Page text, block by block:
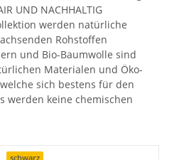
UND NACHHALTIG
werden natürliche
Rohstoffen
und Bio-Baumwolle sind
Materialen und Öko-
sich bestens für den
werden keine chemischen
schwarz